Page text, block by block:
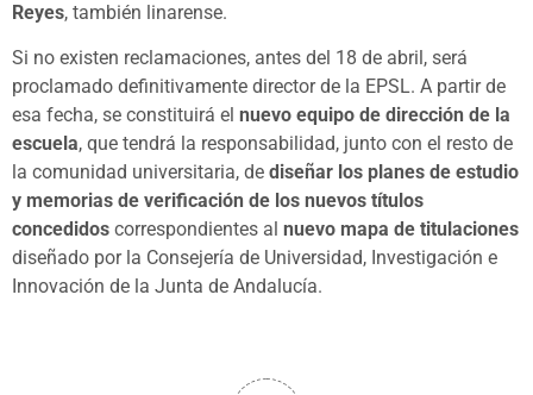
Reyes, también linarense.
Si no existen reclamaciones, antes del 18 de abril, será
proclamado definitivamente director de la EPSL. A partir de
esa fecha, se constituirá el nuevo equipo de dirección de la
escuela, que tendrá la responsabilidad, junto con el resto de
la comunidad universitaria, de diseñar los planes de estudio
y memorias de verificación de los nuevos títulos
concedidos correspondientes al nuevo mapa de titulaciones
diseñado por la Consejería de Universidad, Investigación e
Innovación de la Junta de Andalucía.